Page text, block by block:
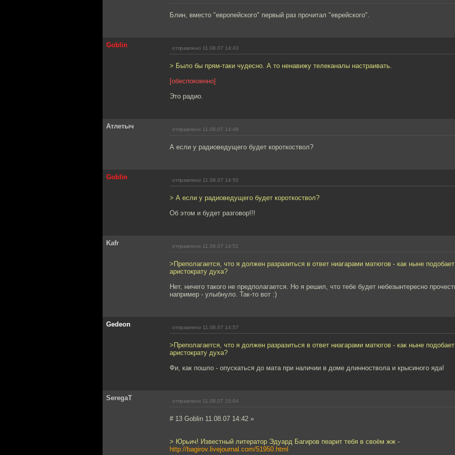
Блин, вместо "европейского" первый раз прочитал "еврейского".
Goblin отправлено 11.08.07 14:43
> Было бы прям-таки чудесно. А то ненавижу телеканалы настраивать.
[обеспокоенно]
Это радио.
Атлетыч отправлено 11.08.07 14:48
А если у радиоведущего будет короткоствол?
Goblin отправлено 11.08.07 14:50
> А если у радиоведущего будет короткоствол?
Об этом и будет разговор!!!
Kafr отправлено 11.08.07 14:51
>Преполагается, что я должен разразиться в ответ ниагарами матюгов - как ныне
аристократу духа?
Нет, ничего такого не предполагается. Но я решил, что тебе будет небезынтересно
например - улыбнуло. Так-то вот :)
Gedeon отправлено 11.08.07 14:57
>Преполагается, что я должен разразиться в ответ ниагарами матюгов - как ныне
аристократу духа?
Фи, как пошло - опускаться до мата при наличии в доме длинноствола и крысиного яда!
SeregaT отправлено 11.08.07 15:04
# 13 Goblin 11.08.07 14:42 »
> Юрьич! Известный литератор Эдуард Багиров пеарит тебя в своём жж -
http://bagirov.livejournal.com/51950.html